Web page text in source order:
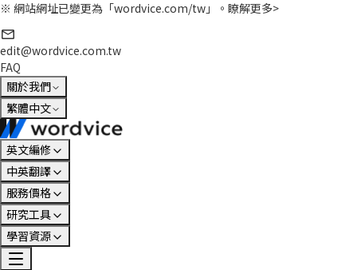
※ 網站網址已變更為「wordvice.com/tw」。 瞭解更多>
edit@wordvice.com.tw
FAQ
關於我們
繁體中文
英文編修
中英翻譯
服務價格
研究工具
學習資源